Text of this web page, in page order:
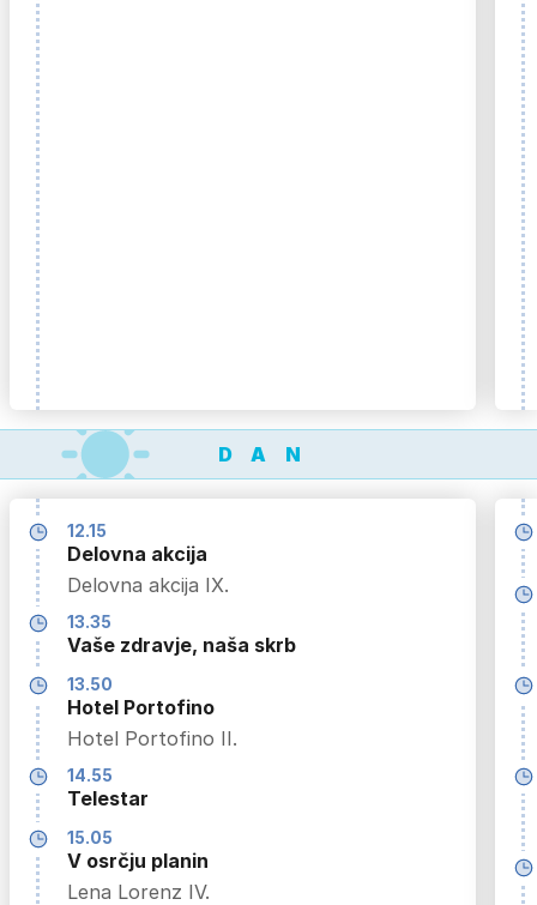
DAN
12.15
Delovna akcija
Delovna akcija IX.
13.35
Vaše zdravje, naša skrb
13.50
Hotel Portofino
Hotel Portofino II.
14.55
Telestar
15.05
V osrčju planin
Lena Lorenz IV.